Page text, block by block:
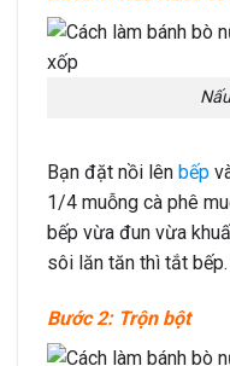
Bạn đặt nồi lên bếp
1/4 muỗng cà phê
bếp vừa đun vừa
sôi lăn tăn thì tắt bếp.
Bước 2: Trộn bột